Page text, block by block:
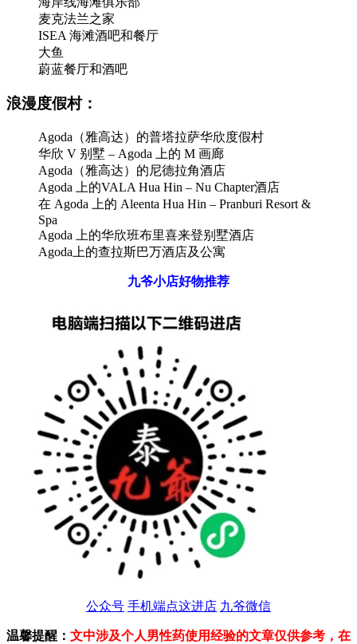
麦克法兰之家
ISEA 海滩酒吧和餐厅
大鱼
蔚蓝餐厅和酒吧
浪漫度假村：
Agoda（雅高达）的普塔拉萨华欣度假村
华欣 V 别墅 – Agoda 上的 M 画廊
Agoda（雅高达）的尼德拉角酒店
Agoda 上的VALA Hua Hin – Nu Chapter酒店
在 Agoda 上的 Aleenta Hua Hin – Pranburi Resort &
Spa
Agoda 上的华欣班布里喜来登别墅酒店
Agoda上的查拉斯巴万酒店及公寓
九爷小店好物推荐
公众号 手机端点这进店 九爷微信
温馨提醒： 文中涉及个人男性药使用经验的文章仅供参考，在